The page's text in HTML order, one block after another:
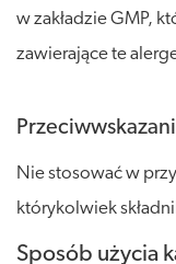
w zakładzie GMP,
zawierające te
Nie stosować w
którykolwiek
Sposób użycia